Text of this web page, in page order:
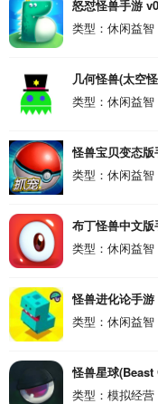
怒怼怪兽手游
类型：休闲益智
几何怪兽(太空
类型：休闲益智
怪兽宝贝变态
类型：休闲益智
布丁怪兽中文
类型：休闲益智
怪兽进化论手
类型：休闲益智
怪兽星球
卓版-手机版下载
类型：模拟经营